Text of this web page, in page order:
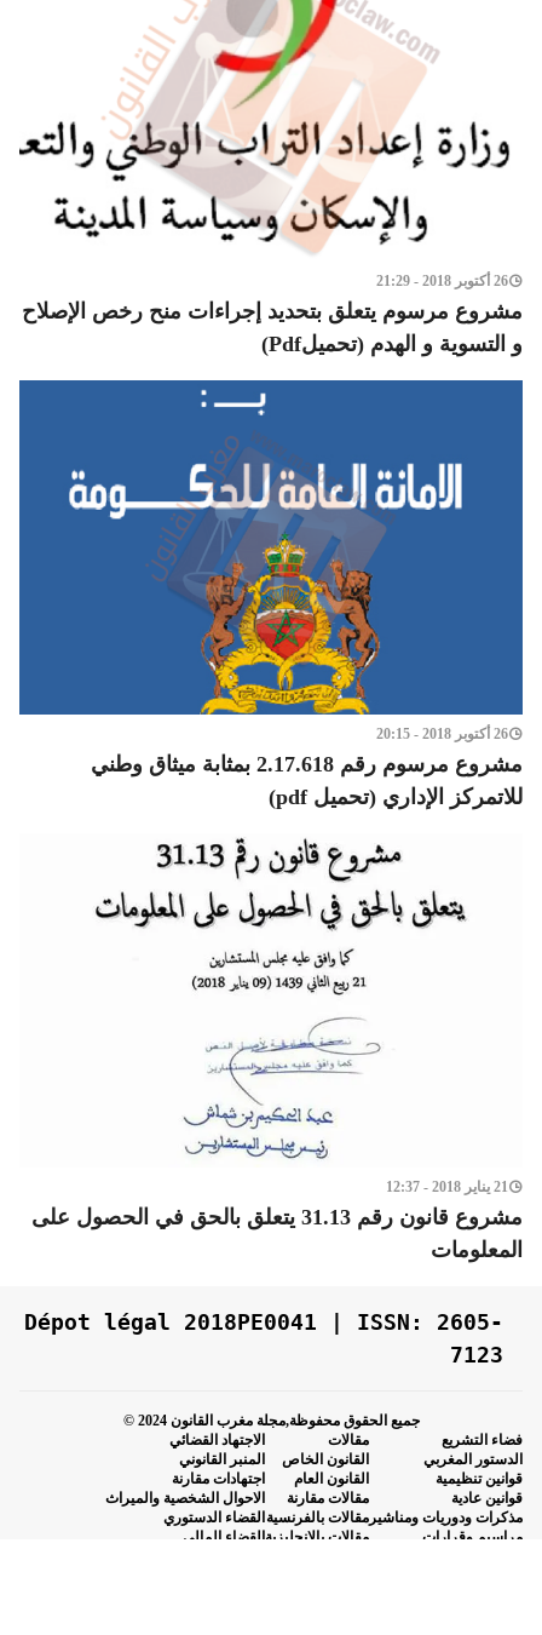
26 أكتوبر 2018 - 21:29
مشروع مرسوم يتعلق بتحديد إجراءات منح رخص الإصلاح
و التسوية و الهدم (تحميلPdf)
26 أكتوبر 2018 - 20:15
مشروع مرسوم رقم 2.17.618 بمثابة ميثاق وطني
للاتمركز الإداري (تحميل pdf)
21 يناير 2018 - 12:37
مشروع قانون رقم 31.13 يتعلق بالحق في الحصول على
المعلومات
Dépot légal 2018PE0041 | ISSN: 2605-
7123
جميع الحقوق محفوظة,مجلة مغرب القانون 2024 ©
فضاء التشريع
الدستور المغربي
قوانين تنظيمية
قوانين عادية
مذكرات ودوريات ومناشير
مراسيم وقرارات
مقالات
القانون الخاص
القانون العام
مقالات مقارنة
مقالات بالفرنسية
مقالات بالانجليزية
الاجتهاد القضائي
المنبر القانوني
اجتهادات مقارنة
الاحوال الشخصية والميراث
القضاء الدستوري
القضاء المالي